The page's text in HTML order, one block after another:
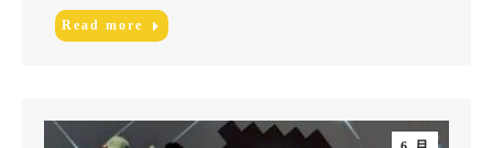
Read more